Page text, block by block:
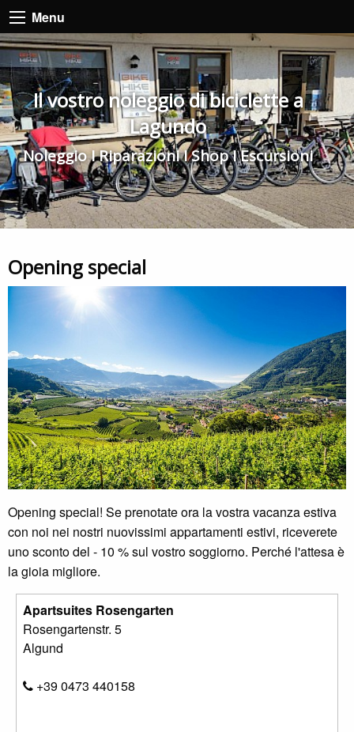
Menu
Il vostro noleggio di biciclette a
Lagundo
Noleggio I Riparazioni I Shop I Escursioni
Opening special
Opening special! Se prenotate ora la vostra vacanza estiva
con noi nei nostri nuovissimi appartamenti estivi, riceverete
uno sconto del - 10 % sul vostro soggiorno. Perché l'attesa è
la gioia migliore.
Apartsuites Rosengarten
Rosengartenstr. 5
Algund
+39 0473 440158